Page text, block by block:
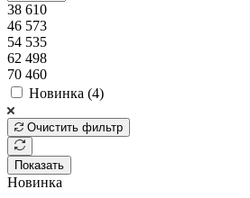
38 610
46 573
54 535
62 498
70 460
Новинка (4)
Очистить фильтр
Показать
Новинка